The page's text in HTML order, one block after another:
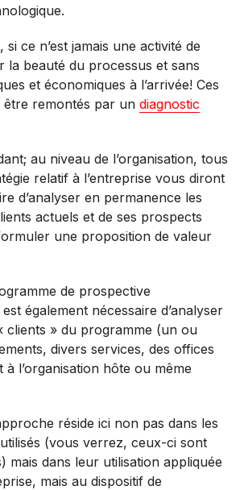
ce n’est jamais une activité de
la beauté du processus et sans
et économiques à l’arrivée! Ces
être remontés par un diagnostic
au niveau de l’organisation, tous
relatif à l’entreprise vous diront
d’analyser en permanence les
actuels et de ses prospects
une proposition de valeur
de prospective
également nécessaire d’analyser
clients » du programme (un ou
divers services, des offices
l’organisation hôte ou même
réside ici non pas dans les
(vous verrez, ceux-ci sont
mais dans leur utilisation appliquée
mais au dispositif de